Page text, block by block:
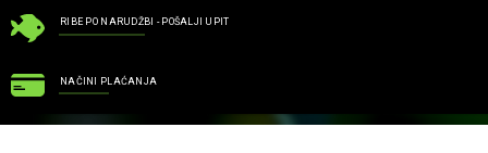
RIBE PO NARUDŽBI - POŠALJI UPIT
NAČINI PLAĆANJA